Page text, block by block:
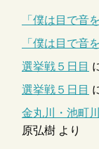
「僕は目で音
「僕は目で音
選挙戦５日目
選挙戦５日目
金丸川・池町
原弘樹 より